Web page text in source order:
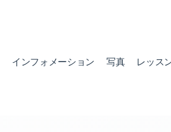
インフォメーション 写真 レッス